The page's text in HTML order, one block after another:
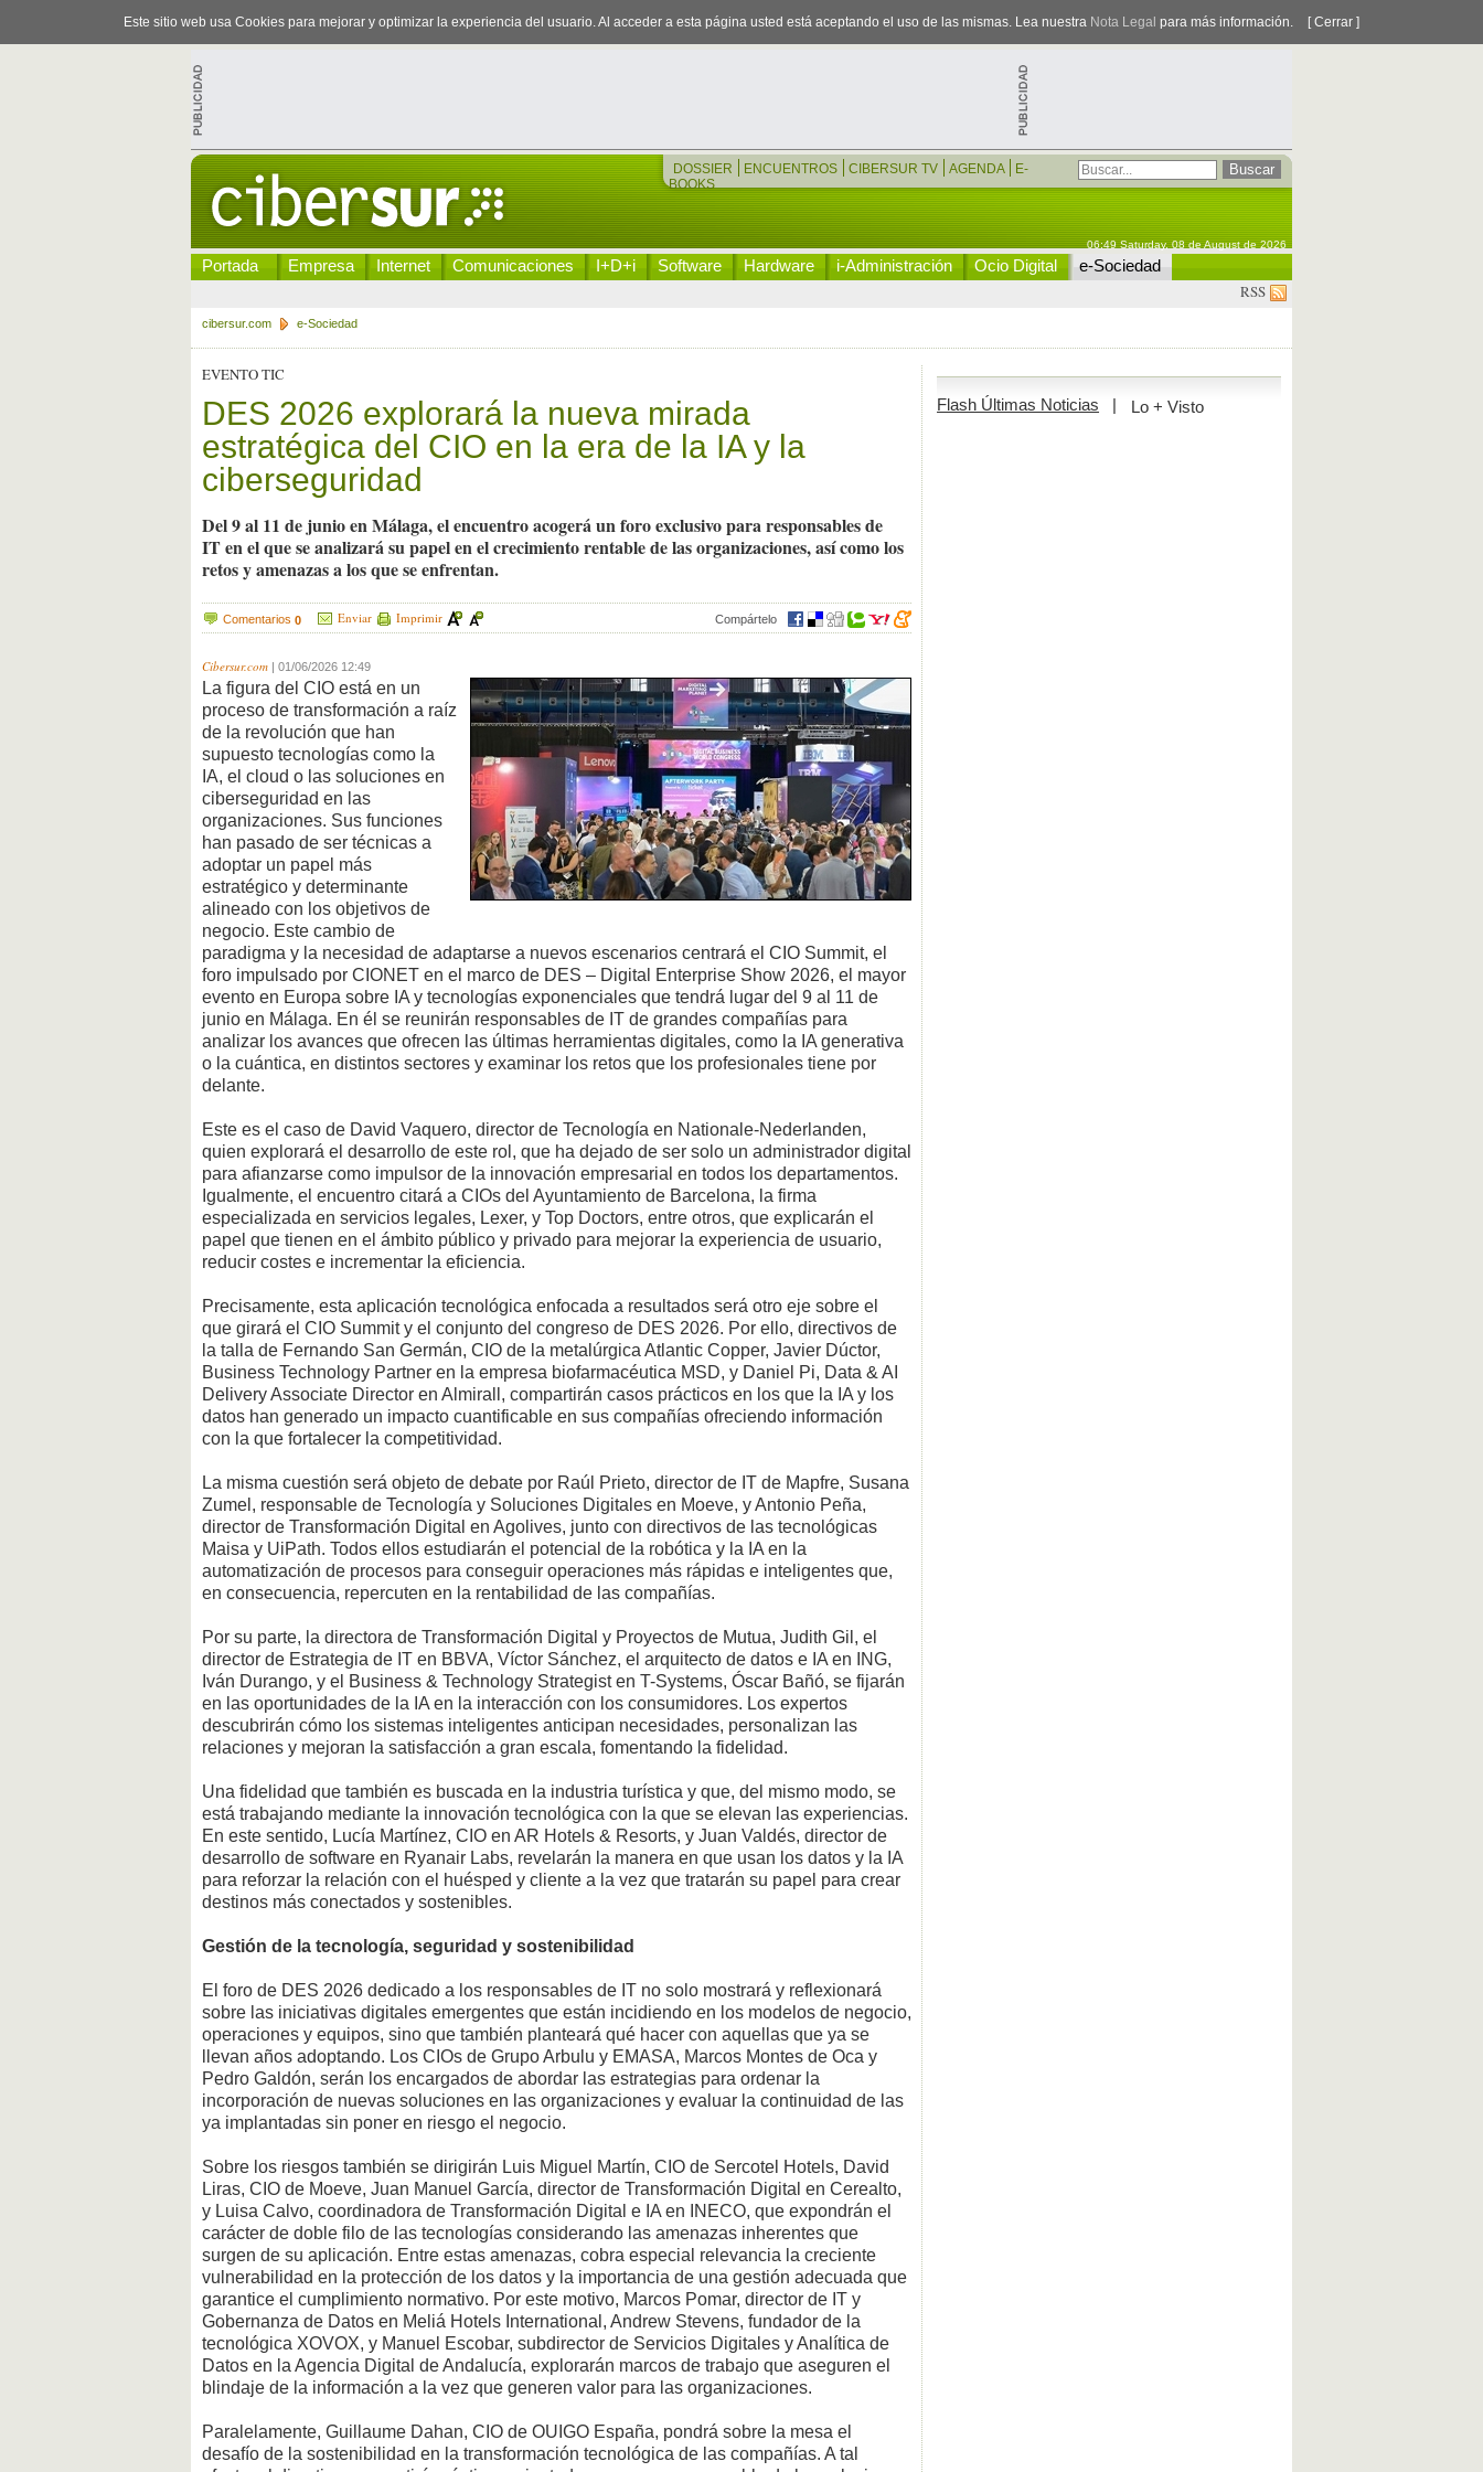
Este sitio web usa Cookies para mejorar y optimizar la experiencia del usuario. Al acceder a esta página usted está aceptando el uso de las mismas. Lea nuestra Nota Legal para más información. [ Cerrar ]
DOSSIER ENCUENTROS CIBERSUR TV AGENDA
E-
BOOKS
06:49 Saturday, 08 de August de 2026
Portada Empresa Internet Comunicaciones I+D+i Software Hardware i-Administración Ocio Digital e-Sociedad
RSS
cibersur.com e-Sociedad
EVENTO TIC
DES 2026 explorará la nueva mirada
estratégica del CIO en la era de la IA y la
ciberseguridad
Del 9 al 11 de junio en Málaga, el encuentro acogerá un foro exclusivo para responsables de
IT en el que se analizará su papel en el crecimiento rentable de las organizaciones, así como los
retos y amenazas a los que se enfrentan.
Comentarios 0 Enviar Imprimir Compártelo
Cibersur.com 01/06/2026 12:49
La figura del CIO está en un
proceso de transformación a raíz
de la revolución que han
supuesto tecnologías como la
IA, el cloud o las soluciones en
ciberseguridad en las
organizaciones. Sus funciones
han pasado de ser técnicas a
adoptar un papel más
estratégico y determinante
alineado con los objetivos de
negocio. Este cambio de
paradigma y la necesidad de adaptarse a nuevos escenarios centrará el CIO Summit, el
foro impulsado por CIONET en el marco de DES – Digital Enterprise Show 2026, el mayor
evento en Europa sobre IA y tecnologías exponenciales que tendrá lugar del 9 al 11 de
junio en Málaga. En él se reunirán responsables de IT de grandes compañías para
analizar los avances que ofrecen las últimas herramientas digitales, como la IA generativa
o la cuántica, en distintos sectores y examinar los retos que los profesionales tiene por
delante.
Este es el caso de David Vaquero, director de Tecnología en Nationale-Nederlanden,
quien explorará el desarrollo de este rol, que ha dejado de ser solo un administrador digital
para afianzarse como impulsor de la innovación empresarial en todos los departamentos.
Igualmente, el encuentro citará a CIOs del Ayuntamiento de Barcelona, la firma
especializada en servicios legales, Lexer, y Top Doctors, entre otros, que explicarán el
papel que tienen en el ámbito público y privado para mejorar la experiencia de usuario,
reducir costes e incrementar la eficiencia.
Precisamente, esta aplicación tecnológica enfocada a resultados será otro eje sobre el
que girará el CIO Summit y el conjunto del congreso de DES 2026. Por ello, directivos de
la talla de Fernando San Germán, CIO de la metalúrgica Atlantic Copper, Javier Dúctor,
Business Technology Partner en la empresa biofarmacéutica MSD, y Daniel Pi, Data & AI
Delivery Associate Director en Almirall, compartirán casos prácticos en los que la IA y los
datos han generado un impacto cuantificable en sus compañías ofreciendo información
con la que fortalecer la competitividad.
La misma cuestión será objeto de debate por Raúl Prieto, director de IT de Mapfre, Susana
Zumel, responsable de Tecnología y Soluciones Digitales en Moeve, y Antonio Peña,
director de Transformación Digital en Agolives, junto con directivos de las tecnológicas
Maisa y UiPath. Todos ellos estudiarán el potencial de la robótica y la IA en la
automatización de procesos para conseguir operaciones más rápidas e inteligentes que,
en consecuencia, repercuten en la rentabilidad de las compañías.
Por su parte, la directora de Transformación Digital y Proyectos de Mutua, Judith Gil, el
director de Estrategia de IT en BBVA, Víctor Sánchez, el arquitecto de datos e IA en ING,
Iván Durango, y el Business & Technology Strategist en T-Systems, Óscar Bañó, se fijarán
en las oportunidades de la IA en la interacción con los consumidores. Los expertos
descubrirán cómo los sistemas inteligentes anticipan necesidades, personalizan las
relaciones y mejoran la satisfacción a gran escala, fomentando la fidelidad.
Una fidelidad que también es buscada en la industria turística y que, del mismo modo, se
está trabajando mediante la innovación tecnológica con la que se elevan las experiencias.
En este sentido, Lucía Martínez, CIO en AR Hotels & Resorts, y Juan Valdés, director de
desarrollo de software en Ryanair Labs, revelarán la manera en que usan los datos y la IA
para reforzar la relación con el huésped y cliente a la vez que tratarán su papel para crear
destinos más conectados y sostenibles.
Gestión de la tecnología, seguridad y sostenibilidad
El foro de DES 2026 dedicado a los responsables de IT no solo mostrará y reflexionará
sobre las iniciativas digitales emergentes que están incidiendo en los modelos de negocio,
operaciones y equipos, sino que también planteará qué hacer con aquellas que ya se
llevan años adoptando. Los CIOs de Grupo Arbulu y EMASA, Marcos Montes de Oca y
Pedro Galdón, serán los encargados de abordar las estrategias para ordenar la
incorporación de nuevas soluciones en las organizaciones y evaluar la continuidad de las
ya implantadas sin poner en riesgo el negocio.
Sobre los riesgos también se dirigirán Luis Miguel Martín, CIO de Sercotel Hotels, David
Liras, CIO de Moeve, Juan Manuel García, director de Transformación Digital en Cerealto,
y Luisa Calvo, coordinadora de Transformación Digital e IA en INECO, que expondrán el
carácter de doble filo de las tecnologías considerando las amenazas inherentes que
surgen de su aplicación. Entre estas amenazas, cobra especial relevancia la creciente
vulnerabilidad en la protección de los datos y la importancia de una gestión adecuada que
garantice el cumplimiento normativo. Por este motivo, Marcos Pomar, director de IT y
Gobernanza de Datos en Meliá Hotels International, Andrew Stevens, fundador de la
tecnológica XOVOX, y Manuel Escobar, subdirector de Servicios Digitales y Analítica de
Datos en la Agencia Digital de Andalucía, explorarán marcos de trabajo que aseguren el
blindaje de la información a la vez que generen valor para las organizaciones.
Paralelamente, Guillaume Dahan, CIO de OUIGO España, pondrá sobre la mesa el
desafío de la sostenibilidad en la transformación tecnológica de las compañías. A tal
Flash Últimas Noticias | Lo + Visto